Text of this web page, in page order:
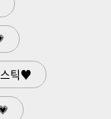
스틱♥